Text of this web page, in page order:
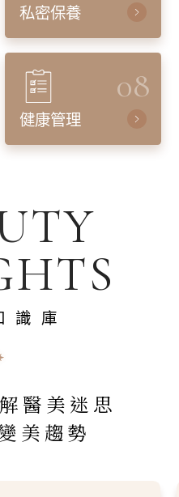
私密保養
08
健康管理
識庫
醫美迷思
美趨勢